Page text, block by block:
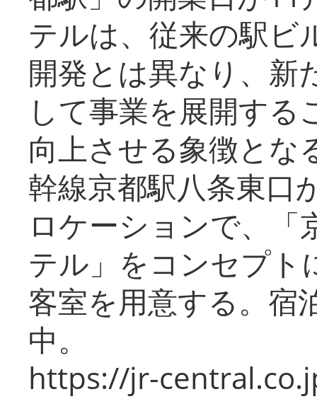
テルは、従来の駅ビ
開発とは異なり、新
して事業を展開する
向上させる象徴とな
幹線京都駅八条東口
ロケーションで、「
テル」をコンセプト
客室を用意する。宿
中。
https://jr-